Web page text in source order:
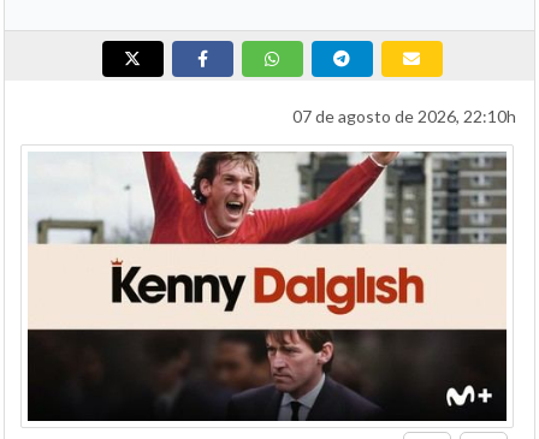
07 de agosto de 2026, 22:10h